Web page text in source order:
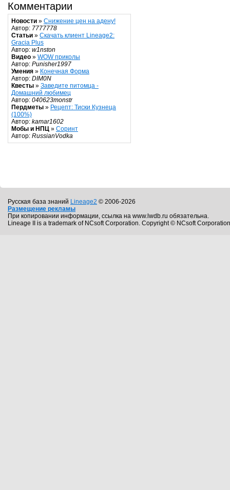
Комментарии
Новости » Снижение цен на адену!
Автор: 7777778
Статьи » Скачать клиент Lineage2:
Gracia Plus
Автор: w1nston
Видео » WOW приколы
Автор: Punisher1997
Умения » Конечная Форма
Автор: DIM0N
Квесты » Заведите питомца -
Домашний любимец
Автор: 040623monstr
Пердметы » Рецепт: Тиски Кузнеца
(100%)
Автор: kamar1602
Мобы и НПЦ » Соринт
Автор: RussianVodka
Русская база знаний Lineage2 © 2006-2026
Размещение рекламы
При копировании информации, ссылка на www.lwdb.ru обязательна.
Lineage II is a trademark of NCsoft Corporation. Copyright © NCsoft